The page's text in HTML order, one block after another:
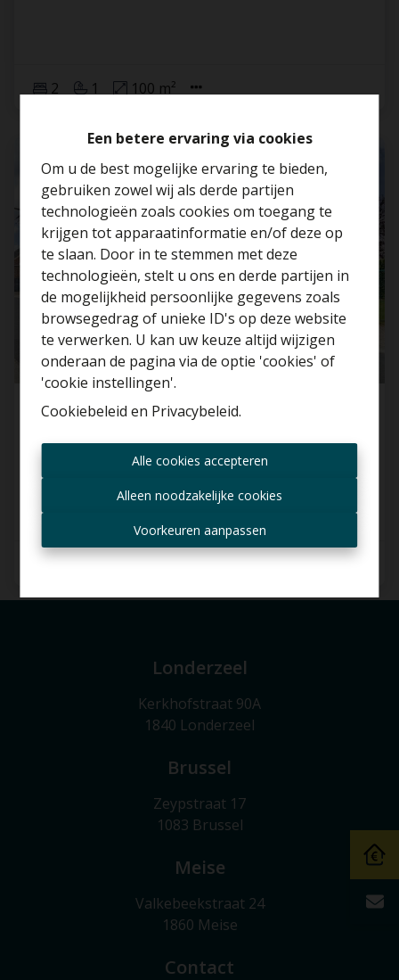
Een betere ervaring via cookies
Om u de best mogelijke ervaring te bieden,
gebruiken zowel wij als derde partijen
technologieën zoals cookies om toegang te
krijgen tot apparaatinformatie en/of deze op
te slaan. Door in te stemmen met deze
technologieën, stelt u ons en derde partijen in
de mogelijkheid persoonlijke gegevens zoals
browsegedrag of unieke ID's op deze website
te verwerken. U kan uw keuze altijd wijzigen
onderaan de pagina via de optie 'cookies' of
'cookie instellingen'.
Cookiebeleid en Privacybeleid.
Alle cookies accepteren
Alleen noodzakelijke cookies
Voorkeuren aanpassen
2 1 100 m²
VERKOCHT
Huis
9450 Denderhoutem
Londerzeel
Kerkhofstraat 90A
1840 Londerzeel
Brussel
Zeypstraat 17
1083 Brussel
Meise
Valkebeekstraat 24
1860 Meise
Contact
Benieuwd naar de
waarde van je huis?
Gratis schatting
Altijd als eerste op de
hoogte zijn van nieuwe
aanbiedingen?
Ontvang aanbod per mail